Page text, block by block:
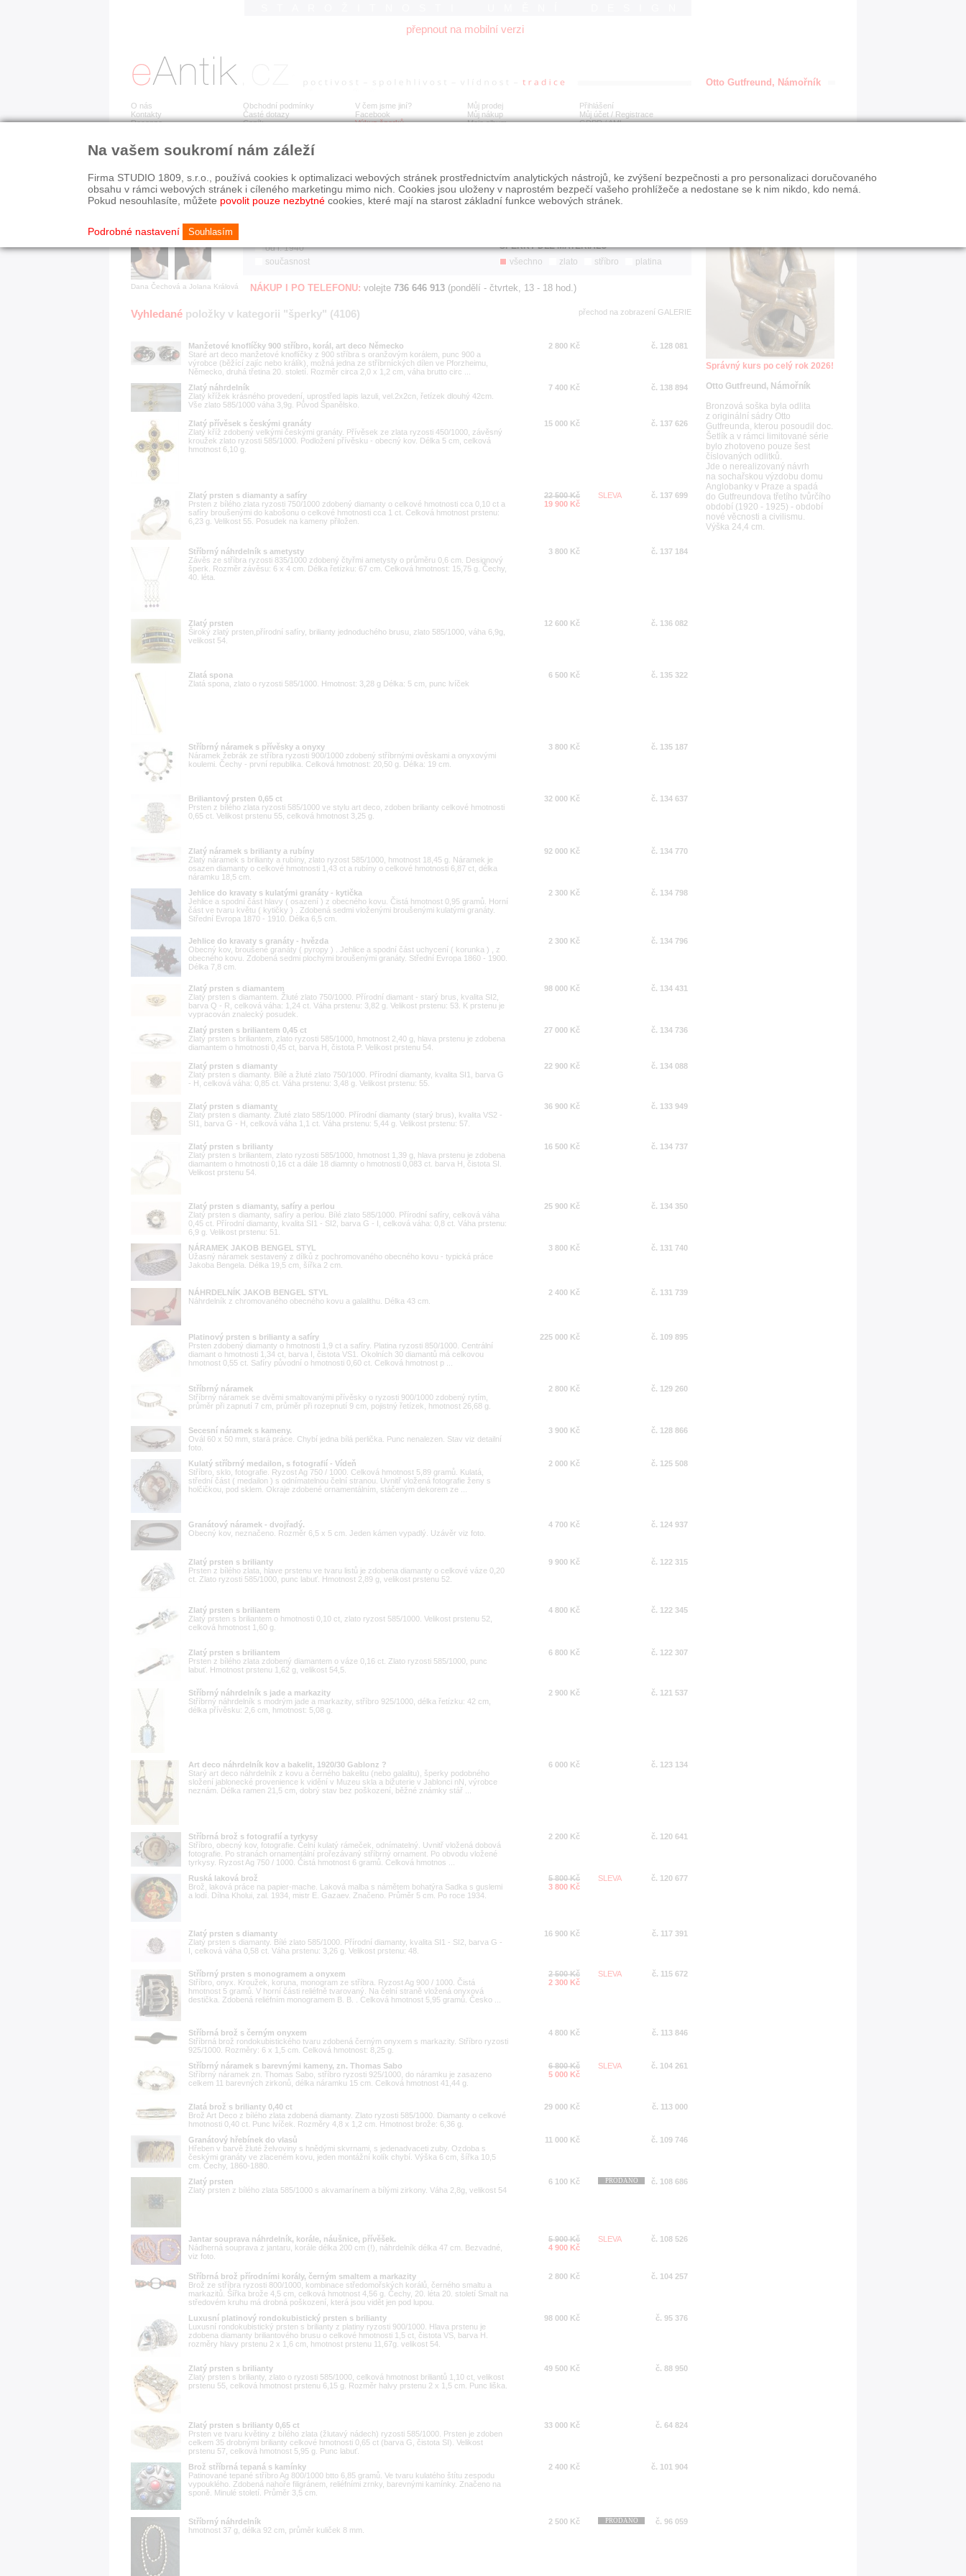
přepnout na mobilní verzi
O nás
Kontakty
Recenze
Obchodní podmínky
Časté dotazy
Ceník
V čem jsme jiní?
Facebook
Výkup šperků
Můj prodej
Můj nákup
Moje album
Přihlášení
Můj účet / Registrace
GDPR/AML
Jsme prověřená firma
Zákazníci u nás oceňují:
■ odborné zázemí
■ bezpečné prostředí
Dana Čechová a Jolana Králová
RYCHLÉ HLEDÁNÍ
HISTORICKÉ OBDOBÍ
všechno
před r. 1800
od r. 1940
současnost
STÁŘÍ NABÍDKY
všechno
jen poslední den
ŘAZENÍ
nejnovější napřed
podle cen sestupně
SLEVY
jen slevy
ŠPERKY DLE MATERIÁLU
všechno
zlato stříbro platina
NÁKUP I PO TELEFONU: volejte 736 646 913 (pondělí - čtvrtek, 13 - 18 hod.)
Vyhledané položky v kategorii "šperky" (4106) přechod na zobrazení GALERIE
Manžetové knoflíčky 900 stříbro, korál, art deco Německo
Staré art deco manžetové knoflíčky z 900 stříbra s oranžovým korálem, punc 900 a
výrobce (běžící zajíc nebo králík), možná jedna ze stříbrníckých dílen ve Pforzheimu,
Německo, druhá třetina 20. století. Rozměr circa 2,0 x 1,2 cm, váha brutto circ ...
2 800 Kč č. 128 081
Zlatý náhrdelník
Zlatý křížek krásného provedení, uprostřed lapis lazuli, vel.2x2cn, řetízek dlouhý 42cm.
Vše zlato 585/1000 váha 3,9g. Původ Španělsko.
7 400 Kč č. 138 894
Zlatý přívěsek s českými granáty
Zlatý kříž zdobený velkými českými granáty. Přívěsek ze zlata ryzosti 450/1000, závěsný
kroužek zlato ryzosti 585/1000. Podložení přívěsku - obecný kov. Délka 5 cm, celková
hmotnost 6,10 g.
15 000 Kč č. 137 626
Zlatý prsten s diamanty a safíry
Prsten z bílého zlata ryzosti 750/1000 zdobený diamanty o celkové hmotnosti cca 0,10 ct a
safíry broušenými do kabošonu o celkové hmotnosti cca 1 ct. Celková hmotnost prstenu:
6,23 g. Velikost 55. Posudek na kameny přiložen.
22 500 Kč
19 900 Kč
SLEVA č. 137 699
Stříbrný náhrdelník s ametysty
Závěs ze stříbra ryzosti 835/1000 zdobený čtyřmi ametysty o průměru 0,6 cm. Designový
šperk. Rozměr závěsu: 6 x 4 cm. Délka řetízku: 67 cm. Celková hmotnost: 15,75 g. Čechy,
40. léta.
3 800 Kč č. 137 184
Zlatý prsten
Široký zlatý prsten,přírodní safíry, brilianty jednoduchého brusu, zlato 585/1000, váha 6,9g,
velikost 54.
12 600 Kč č. 136 082
Zlatá spona
Zlatá spona, zlato o ryzosti 585/1000. Hmotnost: 3,28 g Délka: 5 cm, punc lvíček
6 500 Kč č. 135 322
Stříbrný náramek s přívěsky a onyxy
Náramek žebrák ze stříbra ryzosti 900/1000 zdobený stříbrnými ověskami a onyxovými
koulemi. Čechy - první republika. Celková hmotnost: 20,50 g. Délka: 19 cm.
3 800 Kč č. 135 187
Briliantový prsten 0,65 ct
Prsten z bílého zlata ryzosti 585/1000 ve stylu art deco, zdoben brilianty celkové hmotnosti
0,65 ct. Velikost prstenu 55, celková hmotnost 3,25 g.
32 000 Kč č. 134 637
Zlatý náramek s brilianty a rubíny
Zlatý náramek s brilianty a rubíny, zlato ryzost 585/1000, hmotnost 18,45 g. Náramek je
osazen diamanty o celkové hmotnosti 1,43 ct a rubíny o celkové hmotnosti 6,87 ct, délka
náramku 18,5 cm.
92 000 Kč č. 134 770
Jehlice do kravaty s kulatými granáty - kytička
Jehlice a spodní část hlavy ( osazení ) z obecného kovu. Čistá hmotnost 0,95 gramů. Horní
část ve tvaru květu ( kytičky ) . Zdobená sedmi vloženými broušenými kulatými granáty.
Střední Evropa 1870 - 1910. Délka 6,5 cm.
2 300 Kč č. 134 798
Jehlice do kravaty s granáty - hvězda
Obecný kov, broušené granáty ( pyropy ) . Jehlice a spodní část uchycení ( korunka ) , z
obecného kovu. Zdobená sedmi plochými broušenými granáty. Střední Evropa 1860 - 1900.
Délka 7,8 cm.
2 300 Kč č. 134 796
Zlatý prsten s diamantem
Zlatý prsten s diamantem. Žluté zlato 750/1000. Přírodní diamant - starý brus, kvalita SI2,
barva Q - R, celková váha: 1,24 ct. Váha prstenu: 3,82 g. Velikost prstenu: 53. K prstenu je
vypracován znalecký posudek.
98 000 Kč č. 134 431
Zlatý prsten s briliantem 0,45 ct
Zlatý prsten s briliantem, zlato ryzosti 585/1000, hmotnost 2,40 g, hlava prstenu je zdobena
diamantem o hmotnosti 0,45 ct, barva H, čistota P. Velikost prstenu 54.
27 000 Kč č. 134 736
Zlatý prsten s diamanty
Zlatý prsten s diamanty. Bílé a žluté zlato 750/1000. Přírodní diamanty, kvalita SI1, barva G
- H, celková váha: 0,85 ct. Váha prstenu: 3,48 g. Velikost prstenu: 55.
22 900 Kč č. 134 088
Zlatý prsten s diamanty
Zlatý prsten s diamanty. Žluté zlato 585/1000. Přírodní diamanty (starý brus), kvalita VS2 -
SI1, barva G - H, celková váha 1,1 ct. Váha prstenu: 5,44 g. Velikost prstenu: 57.
36 900 Kč č. 133 949
Zlatý prsten s brilianty
Zlatý prsten s briliantem, zlato ryzosti 585/1000, hmotnost 1,39 g, hlava prstenu je zdobena
diamantem o hmotnosti 0,16 ct a dále 18 diamnty o hmotnosti 0,083 ct. barva H, čistota SI.
Velikost prstenu 54.
16 500 Kč č. 134 737
Zlatý prsten s diamanty, safíry a perlou
Zlatý prsten s diamanty, safíry a perlou. Bílé zlato 585/1000. Přírodní safíry, celková váha
0,45 ct. Přírodní diamanty, kvalita SI1 - SI2, barva G - I, celková váha: 0,8 ct. Váha prstenu:
6,9 g. Velikost prstenu: 51.
25 900 Kč č. 134 350
NÁRAMEK JAKOB BENGEL STYL
Úžasný náramek sestavený z dílků z pochromovaného obecného kovu - typická práce
Jakoba Bengela. Délka 19,5 cm, šířka 2 cm.
3 800 Kč č. 131 740
NÁHRDELNÍK JAKOB BENGEL STYL
Náhrdelník z chromovaného obecného kovu a galalithu. Délka 43 cm.
2 400 Kč č. 131 739
Platinový prsten s brilianty a safíry
Prsten zdobený diamanty o hmotnosti 1,9 ct a safíry. Platina ryzosti 850/1000. Centrální
diamant o hmotnosti 1,34 ct, barva I, čistota VS1. Okolních 30 diamantů má celkovou
hmotnost 0,55 ct. Safíry původní o hmotnosti 0,60 ct. Celková hmotnost p ...
225 000 Kč č. 109 895
Stříbrný náramek
Stříbrný náramek se dvěmi smaltovanými přívěsky o ryzosti 900/1000 zdobený rytím,
průměr při zapnutí 7 cm, průměr při rozepnutí 9 cm, pojistný řetízek, hmotnost 26,68 g.
2 800 Kč č. 129 260
Secesní náramek s kameny.
Ovál 60 x 50 mm, stará práce. Chybí jedna bílá perlička. Punc nenalezen. Stav viz detailní
foto.
3 900 Kč č. 128 866
Kulatý stříbrný medailon, s fotografií - Vídeň
Stříbro, sklo, fotografie. Ryzost Ag 750 / 1000. Celková hmotnost 5,89 gramů. Kulatá,
střední část ( medailon ) s odnímatelnou čelní stranou. Uvnitř vložená fotografie ženy s
holčičkou, pod sklem. Okraje zdobené ornamentálním, stáčeným dekorem ze ...
2 000 Kč č. 125 508
Granátový náramek - dvojřadý.
Obecný kov, neznačeno. Rozměr 6,5 x 5 cm. Jeden kámen vypadlý. Uzávěr viz foto.
4 700 Kč č. 124 937
Zlatý prsten s brilianty
Prsten z bílého zlata, hlave prstenu ve tvaru listů je zdobena diamanty o celkové váze 0,20
ct. Zlato ryzosti 585/1000, punc labuť. Hmotnost 2,89 g, velikost prstenu 52.
9 900 Kč č. 122 315
Zlatý prsten s briliantem
Zlatý prsten s briliantem o hmotnosti 0,10 ct, zlato ryzost 585/1000. Velikost prstenu 52,
celková hmotnost 1,60 g.
4 800 Kč č. 122 345
Zlatý prsten s briliantem
Prsten z bílého zlata zdobený diamantem o váze 0,16 ct. Zlato ryzosti 585/1000, punc
labuť. Hmotnost prstenu 1,62 g, velikost 54,5.
6 800 Kč č. 122 307
Stříbrný náhrdelník s jade a markazity
Stříbrný náhrdelník s modrým jade a markazity, stříbro 925/1000, délka řetízku: 42 cm,
délka přívěsku: 2,6 cm, hmotnost: 5,08 g.
2 900 Kč č. 121 537
Art deco náhrdelník kov a bakelit, 1920/30 Gablonz ?
Starý art deco náhrdelník z kovu a černého bakelitu (nebo galalitu), šperky podobného
složení jablonecké provenience k vidění v Muzeu skla a bižuterie v Jablonci nN, výrobce
neznám. Délka ramen 21,5 cm, dobrý stav bez poškození, běžné známky stář ...
6 000 Kč č. 123 134
Stříbrná brož s fotografií a tyrkysy
Stříbro, obecný kov, fotografie. Čelní kulatý rámeček, odnímatelný. Uvnitř vložená dobová
fotografie. Po stranách ornamentální prořezávaný stříbrný ornament. Po obvodu vložené
tyrkysy. Ryzost Ag 750 / 1000. Čistá hmotnost 6 gramů. Celková hmotnos ...
2 200 Kč č. 120 641
Ruská laková brož
Brož, laková práce na papier-mache. Laková malba s námětem bohatýra Sadka s guslemi
a lodí. Dílna Kholui, zal. 1934, mistr E. Gazaev. Značeno. Průměr 5 cm. Po roce 1934.
5 800 Kč
3 800 Kč
SLEVA č. 120 677
Zlatý prsten s diamanty
Zlatý prsten s diamanty. Bílé zlato 585/1000. Přírodní diamanty, kvalita SI1 - SI2, barva G -
I, celková váha 0,58 ct. Váha prstenu: 3,26 g. Velikost prstenu: 48.
16 900 Kč č. 117 391
Stříbrný prsten s monogramem a onyxem
Stříbro, onyx. Kroužek, koruna, monogram ze stříbra. Ryzost Ag 900 / 1000. Čistá
hmotnost 5 gramů. V horní části reliéfně tvarovaný. Na čelní straně vložená onyxová
destička. Zdobená reliéfním monogramem B. B. . Celková hmotnost 5,95 gramů. Česko ...
2 500 Kč
2 300 Kč
SLEVA č. 115 672
Stříbrná brož s černým onyxem
Stříbrná brož rondokubistického tvaru zdobená černým onyxem s markazity. Stříbro ryzosti
925/1000. Rozměry: 6 x 1,5 cm. Celková hmotnost: 8,25 g.
4 800 Kč č. 113 846
Stříbrný náramek s barevnými kameny, zn. Thomas Sabo
Stříbrný náramek zn. Thomas Sabo, stříbro ryzosti 925/1000, do náramku je zasazeno
celkem 11 barevných zirkonů, délka náramku 15 cm. Celková hmotnost 41,44 g.
6 800 Kč
5 000 Kč
SLEVA č. 104 261
Zlatá brož s brilianty 0,40 ct
Brož Art Deco z bílého zlata zdobená diamanty. Zlato ryzosti 585/1000. Diamanty o celkové
hmotnosti 0,40 ct. Punc lvíček. Rozměry 4,8 x 1,2 cm. Hmotnost brože: 6,36 g.
29 000 Kč č. 113 000
Granátový hřebínek do vlasů
Hřeben v barvě žluté želvoviny s hnědými skvrnami, s jedenadvaceti zuby. Ozdoba s
českými granáty ve zlaceném kovu, jeden montážní kolík chybí. Výška 6 cm, šířka 10,5
cm. Čechy, 1860-1880.
11 000 Kč č. 109 746
Zlatý prsten
Zlatý prsten z bílého zlata 585/1000 s akvamarínem a bílými zirkony. Váha 2,8g, velikost 54
6 100 Kč PRODÁNO č. 108 686
Jantar souprava náhrdelník, korále, náušnice, přívěšek.
Nádherná souprava z jantaru, korále délka 200 cm (!), náhrdelník délka 47 cm. Bezvadné,
viz foto.
5 900 Kč
4 900 Kč
SLEVA č. 108 526
Stříbrná brož přírodními korály, černým smaltem a markazity
Brož ze stříbra ryzosti 800/1000, kombinace středomořských korálů, černého smaltu a
markazitů. Šířka brože 4,5 cm, celková hmotnost 4,56 g. Čechy, 20. léta 20. století Smalt na
středovém kruhu má drobná poškození, která jsou vidět jen pod lupou.
2 800 Kč č. 104 257
Luxusní platinový rondokubistický prsten s brilianty
Luxusní rondokubistický prsten s brilianty z platiny ryzosti 900/1000. Hlava prstenu je
zdobena diamanty briliantového brusu o celkové hmotnosti 1,5 ct, čistota VS, barva H.
rozměry hlavy prstenu 2 x 1,6 cm, hmotnost prstenu 11,67g. velikost 54.
98 000 Kč č. 95 376
Zlatý prsten s brilianty
Zlatý prsten s brilianty, zlato o ryzosti 585/1000, celková hmotnost briliantů 1,10 ct, velikost
prstenu 55, celková hmotnost prstenu 6,15 g. Rozměr halvy prstenu 2 x 1,5 cm. Punc liška.
49 500 Kč č. 88 950
Zlatý prsten s brilianty 0,65 ct
Prsten ve tvaru květiny z bílého zlata (žlutavý nádech) ryzosti 585/1000. Prsten je zdoben
celkem 35 drobnými brilianty celkové hmotnosti 0,65 ct (barva G, čistota SI). Velikost
prstenu 57, celková hmotnost 5,95 g. Punc labuť.
33 000 Kč č. 64 824
Brož stříbrná tepaná s kamínky
Patinované tepané stříbro Ag 800/1000 btto 6,85 gramů. Ve tvaru kulatého štítu zespodu
vypouklého. Zdobená nahoře filigránem, reliéfními zrnky, barevnými kamínky. Značeno na
sponě. Minulé století. Průměr 3,5 cm.
2 400 Kč č. 101 904
Stříbrný náhrdelník
hmotnost 37 g, délka 92 cm, průměr kuliček 8 mm.
2 500 Kč PRODÁNO č. 96 059
Otto Gutfreund, Námořník
Správný kurs po celý rok 2026!
Otto Gutfreund, Námořník
Bronzová soška byla odlita
z originální sádry Otto
Gutfreunda, kterou posoudil doc.
Šetlík a v rámci limitované série
bylo zhotoveno pouze šest
číslovaných odlitků.
Jde o nerealizovaný návrh
na sochařskou výzdobu domu
Anglobanky v Praze a spadá
do Gutfreundova třetího tvůrčího
období (1920 - 1925) - období
nové věcnosti a civilismu.
Výška 24,4 cm.
Na vašem soukromí nám záleží
Firma STUDIO 1809, s.r.o., používá cookies k optimalizaci webových stránek prostřednictvím analytických nástrojů, ke zvýšení bezpečnosti a pro personalizaci doručovaného
obsahu v rámci webových stránek i cíleného marketingu mimo nich. Cookies jsou uloženy v naprostém bezpečí vašeho prohlížeče a nedostane se k nim nikdo, kdo nemá.
Pokud nesouhlasíte, můžete povolit pouze nezbytné cookies, které mají na starost základní funkce webových stránek.
Podrobné nastavení Souhlasím